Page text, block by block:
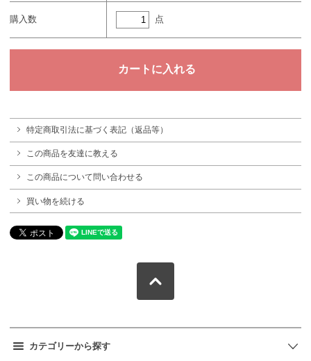
購入数 点
特定商取引法に基づく表記（返品等）
この商品を友達に教える
この商品について問い合わせる
買い物を続ける
カテゴリーから探す